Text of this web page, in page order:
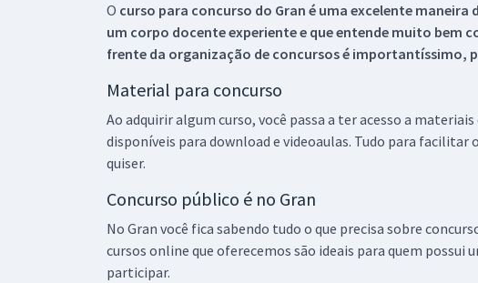
O curso para concurso do Gran é uma excelente
um corpo docente experiente e que entende muito bem
frente da organização de concursos é importantíssimo,
Material para concurso
Ao adquirir algum curso, você passa a ter acesso a
disponíveis para download e videoaulas. Tudo para
quiser.
Concurso público é no Gran
No Gran você fica sabendo tudo o que precisa sobre
cursos online que oferecemos são ideais para quem
participar.